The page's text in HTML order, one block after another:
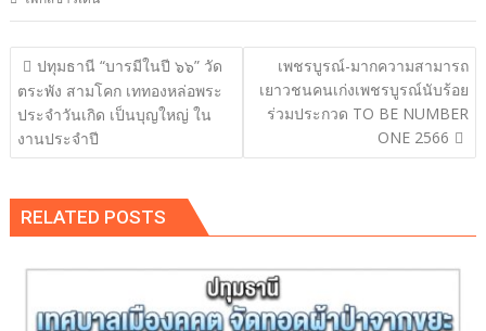
แนะแนว
เรื่อง
ปทุมธานี “บารมีในปี ๖๖” วัด
ตระพัง สามโคก เททองหล่อพระ
ประจำวันเกิด เป็นบุญใหญ่ ใน
งานประจำปี
เพชรบูรณ์-มากความสามารถ
เยาวชนคนเก่งเพชรบูรณ์นับร้อย
ร่วมประกวด TO BE NUMBER
ONE 2566
RELATED POSTS